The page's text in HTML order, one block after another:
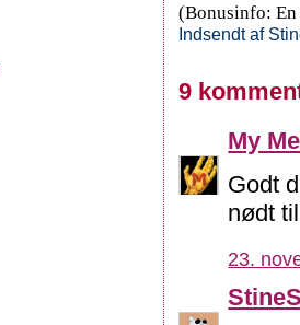
(Bonusinfo:
Indsendt af
9
My
Godt
nødt
23.